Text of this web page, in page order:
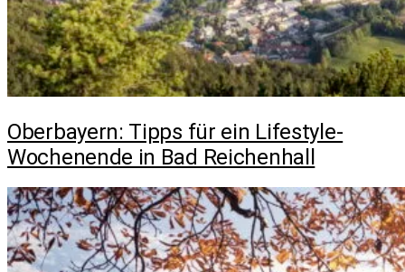
Oberbayern: Tipps für ein Lifestyle-
Wochenende in Bad Reichenhall